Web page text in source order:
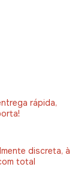
rápida,
discreta, à
total